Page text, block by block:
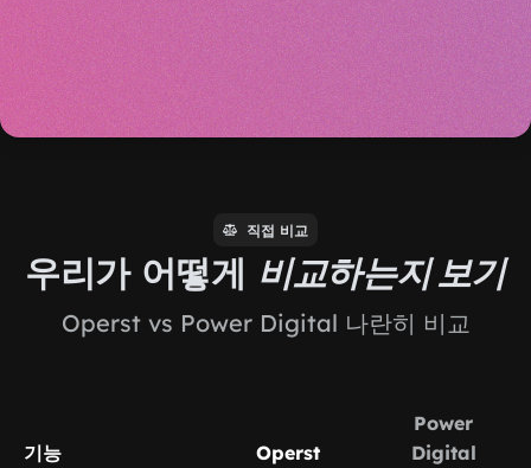
직접 비교
우리가 어떻게 비교하는지 보기
Operst vs Power Digital 나란히 비교
기능 Operst
Power
Digital